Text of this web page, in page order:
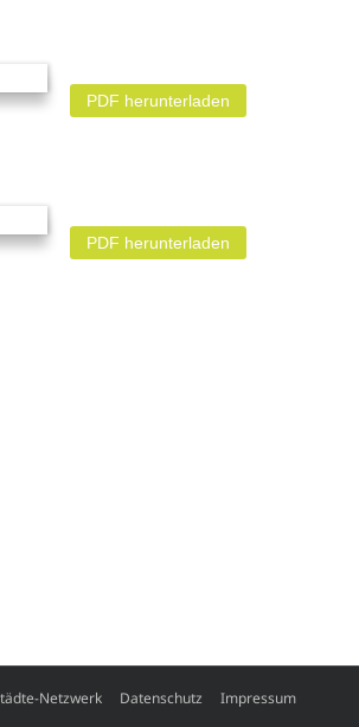
PDF herunterladen
PDF herunterladen
Netzwerk Datenschutz Impressum